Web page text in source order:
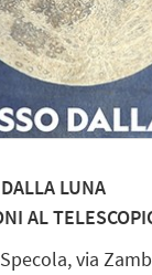
LUNA
AL
via